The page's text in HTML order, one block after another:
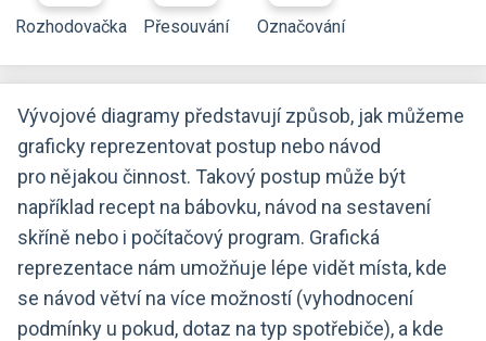
Rozhodovačka Přesouvání Označování
Vývojové diagramy představují způsob, jak můžeme
graficky reprezentovat postup nebo návod
pro nějakou činnost. Takový postup může být
například recept na bábovku, návod na sestavení
skříně nebo i počítačový program. Grafická
reprezentace nám umožňuje lépe vidět místa, kde
se návod větví na více možností (vyhodnocení
podmínky u pokud, dotaz na typ spotřebiče), a kde